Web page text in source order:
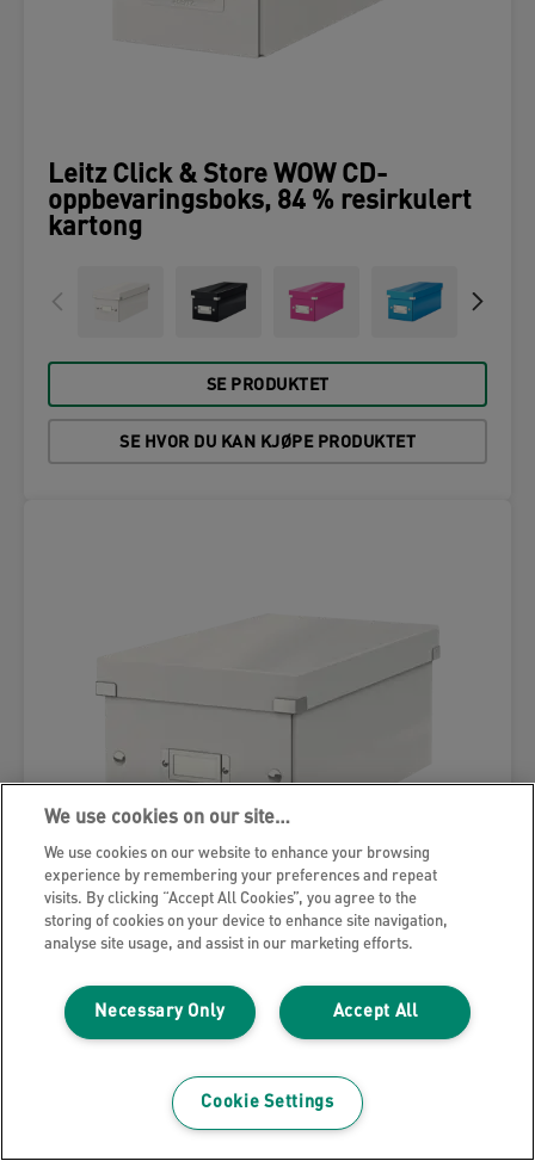
Leitz Click & Store WOW CD-
oppbevaringsboks, 84 % resirkulert
kartong
SE PRODUKTET
SE HVOR DU KAN KJØPE PRODUKTET
oppbevaringsboks, 84 % resirkulert
kartong
We use cookies on our site…
We use cookies on our website to enhance your browsing
experience by remembering your preferences and repeat
visits. By clicking “Accept All Cookies”, you agree to the
storing of cookies on your device to enhance site navigation,
analyse site usage, and assist in our marketing efforts.
Accept All
Necessary Only
Cookie Settings